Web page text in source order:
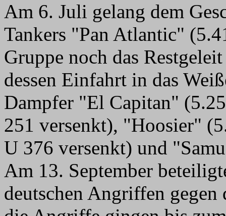
Am 6. Juli gelang dem
Tankers "Pan Atlantic"
Gruppe noch das
dessen Einfahrt in das
Dampfer "El Capitan"
251 versenkt), "Hoosier"
U 376 versenkt) und
Am 13. September
deutschen Angriffen